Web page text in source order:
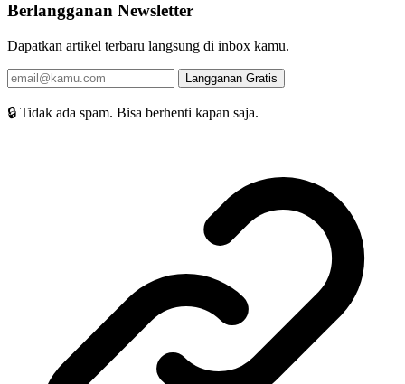
Berlangganan Newsletter
Dapatkan artikel terbaru langsung di inbox kamu.
Langganan Gratis
🔒 Tidak ada spam. Bisa berhenti kapan saja.